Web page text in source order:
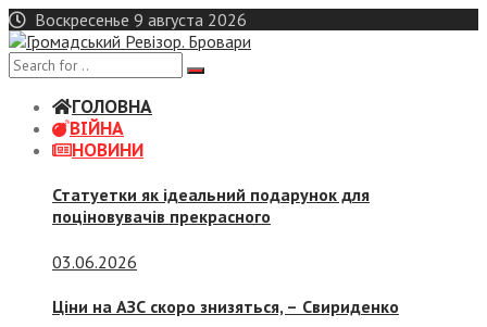
Skip
to
content
Воскресенье 9 августа 2026
ГОЛОВНА
ВІЙНА
НОВИНИ
Статуетки як ідеальний подарунок для
поціновувачів прекрасного
03.06.2026
Ціни на АЗС скоро знизяться, – Свириденко